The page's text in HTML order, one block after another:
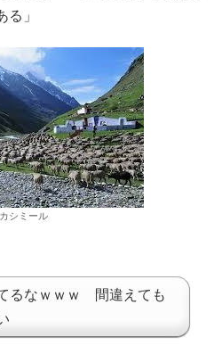
る」
カシミール
るなｗｗｗ 間違えても